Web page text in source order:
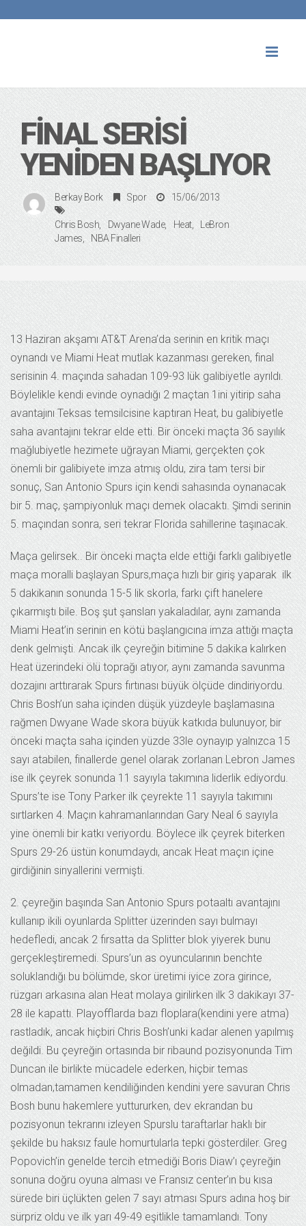
FINAL SERISI
YENIDEN BAŞLIYOR
Berkay Bork Spor 15/06/2013
Chris Bosh Dwyane Wade Heat
LeBron
James
NBA Finalleri
13 Haziran akşamı AT&T Arena’da serinin en kritik maçı
oynandı ve Miami Heat mutlak kazanması gereken, final
serisinin 4. maçında sahadan 109-93 lük galibiyetle ayrıldı.
Böylelikle kendi evinde oynadığı 2 maçtan 1ini yitirip saha
avantajını Teksas temsilcisine kaptıran Heat, bu galibiyetle
saha avantajını tekrar elde etti. Bir önceki maçta 36 sayılık
mağlubiyetle hezimete uğrayan Miami, gerçekten çok
önemli bir galibiyete imza atmış oldu, zira tam tersi bir
sonuç, San Antonio Spurs için kendi sahasında oynanacak
bir 5. maç, şampiyonluk maçı demek olacaktı. Şimdi serinin
5. maçından sonra, seri tekrar Florida sahillerine taşınacak.
Maça gelirsek.. Bir önceki maçta elde ettiği farklı galibiyetle
maça moralli başlayan Spurs,maça hızlı bir giriş yaparak ilk
5 dakikanın sonunda 15-5 lik skorla, farkı çift hanelere
çıkarmıştı bile. Boş şut şansları yakaladılar, aynı zamanda
Miami Heat’in serinin en kötü başlangıcına imza attığı maçta
denk gelmişti. Ancak ilk çeyreğin bitimine 5 dakika kalırken
Heat üzerindeki ölü toprağı atıyor, aynı zamanda savunma
dozajını arttırarak Spurs fırtınası büyük ölçüde dindiriyordu.
Chris Bosh’un saha içinden düşük yüzdeyle başlamasına
rağmen Dwyane Wade skora büyük katkıda bulunuyor, bir
önceki maçta saha içinden yüzde 33le oynayıp yalnızca 15
sayı atabilen, finallerde genel olarak zorlanan Lebron James
ise ilk çeyrek sonunda 11 sayıyla takımına liderlik ediyordu.
Spurs’te ise Tony Parker ilk çeyrekte 11 sayıyla takımını
sırtlarken 4. Maçın kahramanlarından Gary Neal 6 sayıyla
yine önemli bir katkı veriyordu. Böylece ilk çeyrek biterken
Spurs 29-26 üstün konumdaydı, ancak Heat maçın içine
girdiğinin sinyallerini vermişti.
2. çeyreğin başında San Antonio Spurs potaaltı avantajını
kullanıp ikili oyunlarda Splitter üzerinden sayı bulmayı
hedefledi, ancak 2 fırsatta da Splitter blok yiyerek bunu
gerçekleştiremedi. Spurs’un as oyuncularının benchte
soluklandığı bu bölümde, skor üretimi iyice zora girince,
rüzgarı arkasına alan Heat molaya girilirken ilk 3 dakikayı 37-
28 ile kapattı. Playofflarda bazı floplara(kendini yere atma)
rastladık, ancak hiçbiri Chris Bosh’unki kadar alenen yapılmış
değildi. Bu çeyreğin ortasında bir ribaund pozisyonunda Tim
Duncan ile birlikte mücadele ederken, hiçbir temas
olmadan,tamamen kendiliğinden kendini yere savuran Chris
Bosh bunu hakemlere yuttururken, dev ekrandan bu
pozisyonun tekrarını izleyen Spurslu taraftarlar haklı bir
şekilde bu haksız faule homurtularla tepki gösterdiler. Greg
Popovich’in genelde tercih etmediği Boris Diaw’ı çeyreğin
sonuna doğru oyuna alması ve Fransız center’ın bu kısa
sürede biri üçlükten gelen 7 sayı atması Spurs adına hoş bir
sürpriz oldu ve ilk yarı 49-49 eşitlikle tamamlandı. Tony